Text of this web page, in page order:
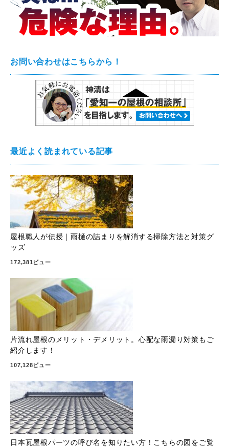
お問い合わせはこちらから！
最近よく読まれている記事
屋根職人が伝授｜雨樋の詰まりを解消する掃除方法と対策グ
ッズ
172,381ビュー
片流れ屋根のメリット・デメリット。心配な雨漏り対策もご
紹介します！
107,128ビュー
日本瓦屋根パーツの呼び名を知りたい方！こちらの図をご覧